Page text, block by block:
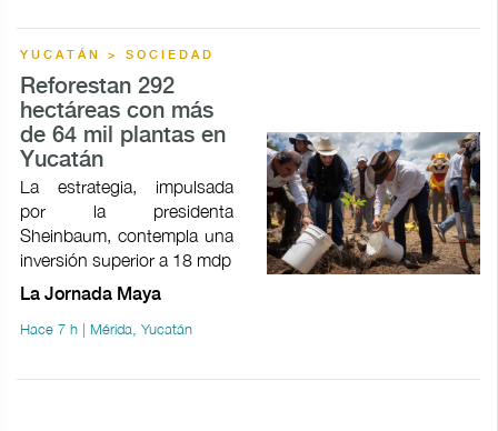
YUCATÁN > SOCIEDAD
Reforestan 292
hectáreas con más
de 64 mil plantas en
Yucatán
La estrategia, impulsada
por la presidenta
Sheinbaum, contempla una
inversión superior a 18 mdp
La Jornada Maya
Hace 7 h | Mérida, Yucatán